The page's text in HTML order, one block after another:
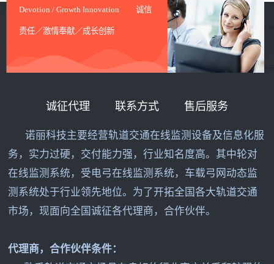
Devotion / Growth Innovation 诚信
责任／激情奉献／成长创新
诚征代理 联系方式 售后服务
诺丽科技主要经营轨道交通在线监测设备及信息化服
务，实力过硬，交付能力强，行业知名度高。其中轮对
在线监测系统，受电弓在线监测系统，车载弓网动态监
测系统处于行业领先地位。为了开拓全国各大轨道交通
市场，现面向全国诚征各代理商，合作伙伴。
代理商，合作伙伴条件：